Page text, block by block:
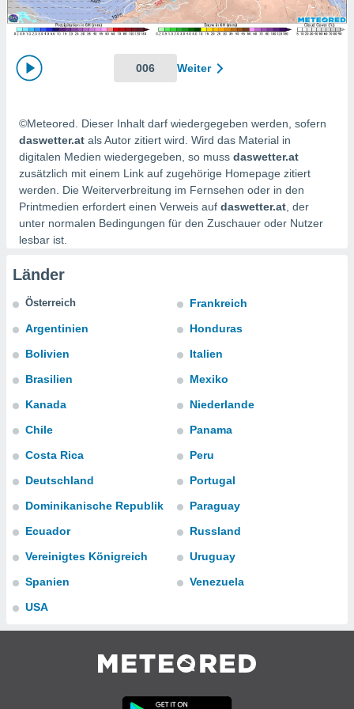
auf
basiert,
Ihnen
zur
stellen.
die
und
und
davon, ob
oder
Partner
das
verfolgen
Profil zu
Weitere
. Sie
jederzeit
EINSTELLUNGEN
006 Weiter
©Meteored. Dieser Inhalt darf wiedergegeben werden, sofern
daswetter.at als Autor zitiert wird. Wird das Material in
digitalen Medien wiedergegeben, so muss daswetter.at
zusätzlich mit einem Link auf zugehörige Homepage zitiert
werden. Die Weiterverbreitung im Fernsehen oder in den
Printmedien erfordert einen Verweis auf daswetter.at , der
unter normalen Bedingungen für den Zuschauer oder Nutzer
lesbar ist.
Länder
Österreich
Argentinien
Bolivien
Brasilien
Kanada
Chile
Costa Rica
Deutschland
Dominikanische Republik
Ecuador
Vereinigtes Königreich
Spanien
USA
Frankreich
Honduras
Italien
Mexiko
Niederlande
Panama
Peru
Portugal
Paraguay
Russland
Uruguay
Venezuela